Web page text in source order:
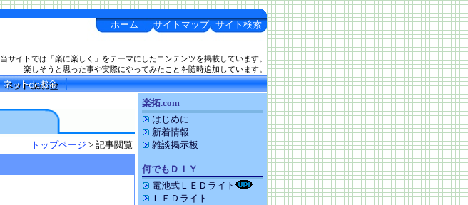
ホーム サイトマップ サイト検索
当サイトでは「楽に楽しく」をテーマにしたコンテンツを掲載しています。
楽しそうと思った事や実際にやってみたことを随時追加しています。
トップページ > 記事閲覧
楽拓.com
はじめに…
新着情報
雑談掲示板
何でもＤＩＹ
電池式ＬＥＤライト
ＬＥＤライト